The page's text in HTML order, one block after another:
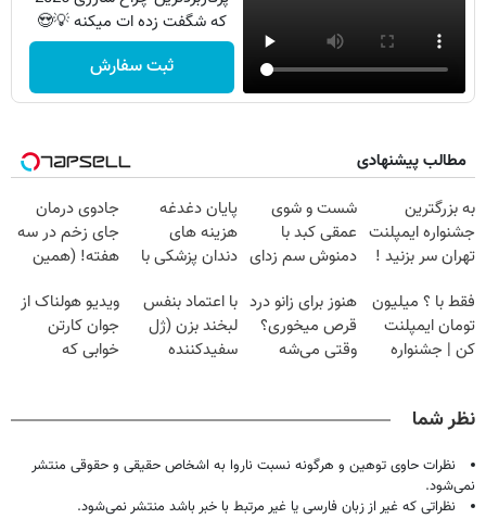
که شگفت زده ات میکنه 💡😍
ثبت سفارش
مطالب پیشنهادی
به بزرگترین
جشنواره ایمپلنت
تهران سر بزنید !
میلیون !
شست و شوی
عمقی کبد با
دمنوش سم زدای
پایان دغدغه
هزینه های
دندان پزشکی با
خانگی
جادوی درمان
جای زخم در سه
هفته! (همین
صحبت کنید)
فقط با ؟ میلیون
تومان ایمپلنت
کن | جشنواره
هنوز برای زانو درد
قرص میخوری؟
وقتی می‌شه
با اعتماد بنفس
لبخند بزن (ژل
سفیدکننده
ویدیو هولناک از
جوان کارتن
خوابی که
نظر شما
نظرات حاوی توهین و هرگونه نسبت ناروا به اشخاص حقیقی و حقوقی منتشر
نمی‌شود.
نظراتی که غیر از زبان فارسی یا غیر مرتبط با خبر باشد منتشر نمی‌شود.